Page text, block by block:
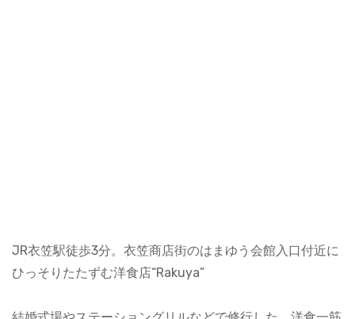
JR衣笠駅徒歩3分。衣笠商店街のはまゆう会館入口付近に
ひっそりたたずむ洋食店“Rakuya”